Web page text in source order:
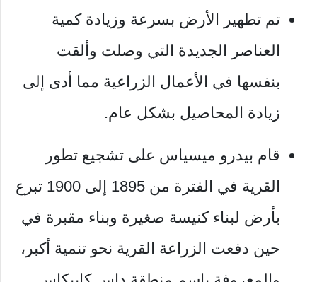
تم تطهير الأرض بسرعة وزيادة كمية
العناصر الجديدة التي وصلت وألقت
بنفسها في الأعمال الزراعية مما أدى إلى
زيادة المحاصيل بشكل عام.
قام بيدرو ميسياس على تشجيع تطور
القرية في الفترة من 1895 إلى 1900 تبرع
بأرض لبناء كنيسة صغيرة وبناء مقبرة في
حين دفعت الزراعة القرية نحو تنمية أكبر،